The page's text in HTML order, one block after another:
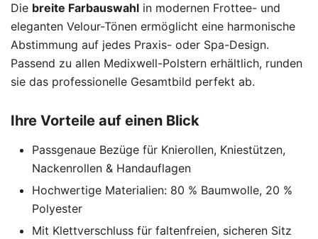
Die breite Farbauswahl in modernen Frottee- und
eleganten Velour-Tönen ermöglicht eine harmonische
Abstimmung auf jedes Praxis- oder Spa-Design.
Passend zu allen Medixwell-Polstern erhältlich, runden
sie das professionelle Gesamtbild perfekt ab.
Ihre Vorteile auf einen Blick
Passgenaue Bezüge für Knierollen, Kniestützen,
Nackenrollen & Handauflagen
Hochwertige Materialien: 80 % Baumwolle, 20 %
Polyester
Mit Klettverschluss für faltenfreien, sicheren Sitz